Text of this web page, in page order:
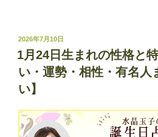
日
生
ま
の
性
格
投
稿
日:
2026年7月10日
1月24日生まれの性格と
い・運勢・相性・有名人
い】